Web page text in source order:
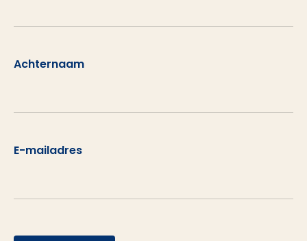
Achternaam
E-mailadres